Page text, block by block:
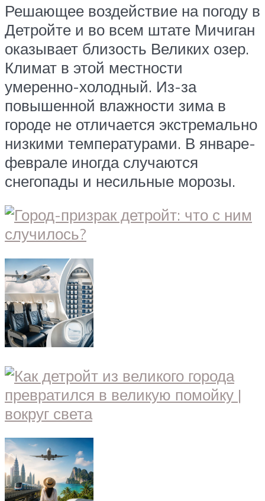
Решающее воздействие на погоду в
Детройте и во всем штате Мичиган
оказывает близость Великих озер.
Климат в этой местности
умеренно-холодный. Из-за
повышенной влажности зима в
городе не отличается экстремально
низкими температурами. В январе-
феврале иногда случаются
снегопады и несильные морозы.